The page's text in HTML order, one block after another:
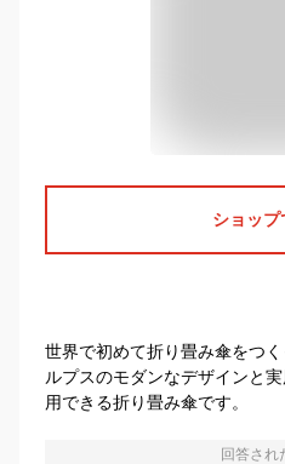
ショップ
世界で初めて折り畳み傘をつ
ルプスのモダンなデザインと
用できる折り畳み傘です。
回答され